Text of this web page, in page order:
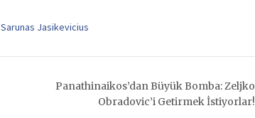
Sarunas Jasikevicius
Panathinaikos’dan Büyük Bomba: Zeljko
Obradovic’i Getirmek İstiyorlar!